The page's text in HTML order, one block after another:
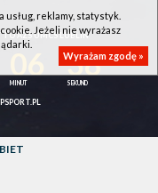
AZS UMCS LUBLIN
38
usług, reklamy, statystyk.
Jeżeli nie wyrażasz
Wyrażam zgodę »